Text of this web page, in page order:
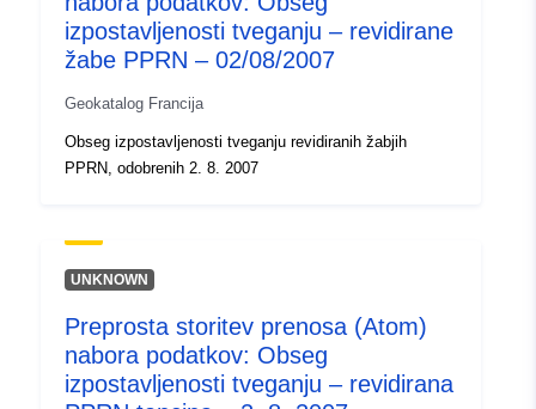
izpostavljenosti tveganju – revidirane
žabe PPRN – 02/08/2007
Geokatalog Francija
Obseg izpostavljenosti tveganju revidiranih žabjih
PPRN, odobrenih 2. 8. 2007
UNKNOWN
Preprosta storitev prenosa (Atom)
nabora podatkov: Obseg
izpostavljenosti tveganju – revidirana